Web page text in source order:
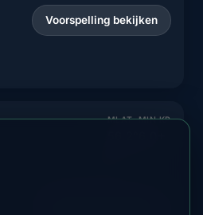
Voorspelling bekijken
MLAT MIN KP
good northern lights